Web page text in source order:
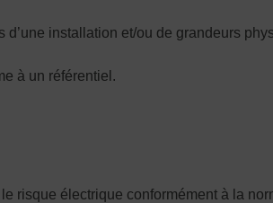
installation et/ou de grandeurs
à un référentiel.
risque électrique conformément à la